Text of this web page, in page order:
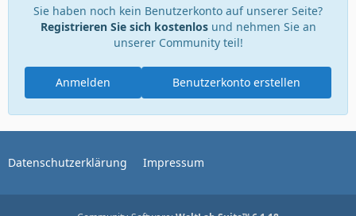
Sie haben noch kein Benutzerkonto auf unserer Seite?
Registrieren Sie sich kostenlosund nehmen Sie an
unserer Community teil!
Benutzerkonto erstellen
Anmelden
Datenschutzerklärung Impressum